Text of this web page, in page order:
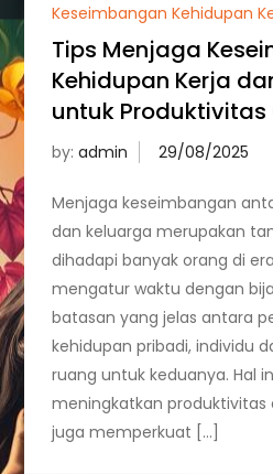
Keseimbangan Kehidupan
Tips Menjaga
Kehidupan Kerja
untuk
by:admin
Menjaga keseimbangan
dan keluarga merupakan
dihadapi banyak orang di
mengatur waktu dengan
batasan yang jelas antara
kehidupan pribadi, individu
ruang untuk keduanya. Hal
meningkatkan
juga memperkuat […]